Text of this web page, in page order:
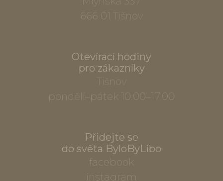
666 01 Tišnov
Otevírací hodiny
pro zákazníky
Tišnov
pondělí–pátek 10.00–17.00
Přidejte se
do světa ByloByLibo
facebook
instagram